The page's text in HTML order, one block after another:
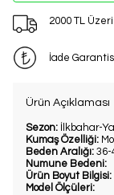
2000 TL
İade
Ürün Açıklaması
Sezon: İlkbahar-
Kumaş Özelliği:
Beden Aralığı: 36-
Numune Bedeni:
Ürün Boyut Bilgisi:
Model Ölçüleri: